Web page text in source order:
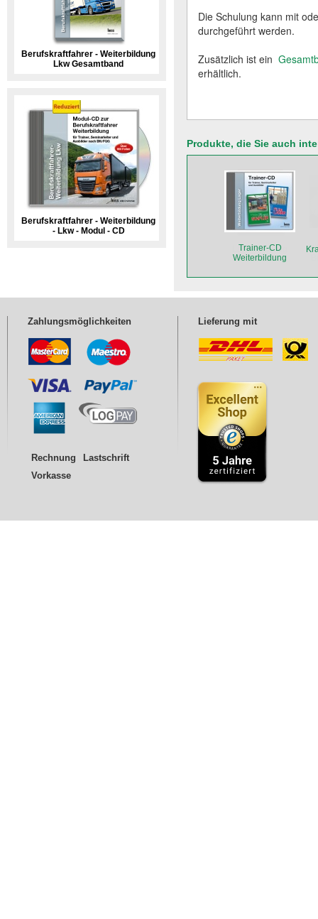
Berufskraftfahrer - Weiterbildung
Lkw Gesamtband
Berufskraftfahrer - Weiterbildung
- Lkw - Modul - CD
Die Schulung kann mit
durchgeführt werden.
Zusätzlich ist ein
erhältlich.
Produkte, die Sie auch
Trainer-CD
Weiterbildung
Zahlungsmöglichkeiten
Rechnung
Lastschrift
Vorkasse
Lieferung mit